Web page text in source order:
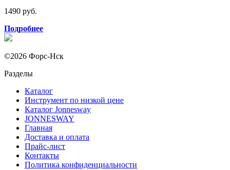
1490 руб.
Подробнее
©2026 Форс-Нск
Разделы
Каталог
Инструмент по низкой цене
Каталог Jonnesway
JONNESWAY
Главная
Доставка и оплата
Прайс-лист
Контакты
Политика конфиденциальности